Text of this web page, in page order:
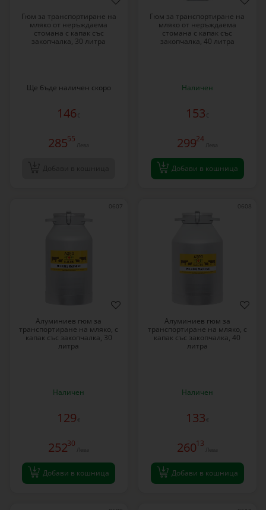
Гюм за транспортиране на
мляко от неръждаема
стомана с капак със
закопчалка, 30 литра
Ще бъде наличен скоро
146 €
28555
Лева
Гюм за транспортиране на
мляко от неръждаема
стомана с капак със
закопчалка, 40 литра
Наличен
153 €
29924
Лева
Добави в кошница
0607
Алуминиев гюм за
транспортиране на мляко, с
капак със закопчалка, 30
литра
Наличен
129 €
25230
Лева
Добави в кошница
0608
Алуминиев гюм за
транспортиране на мляко, с
капак със закопчалка, 40
литра
Наличен
133 €
26013
Лева
Добави в кошница